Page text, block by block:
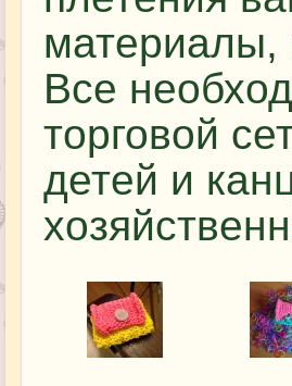
материалы,
Все
торговой
детей и